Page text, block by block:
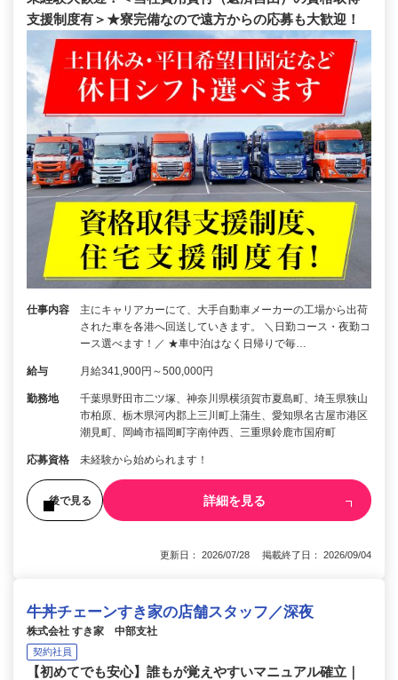
支援制度有＞★寮完備なので遠方からの応募も大歓迎！
仕事内容
主にキャリアカーにて、大手自動車メーカーの工場から出荷
された車を各港へ回送していきます。 ＼日勤コース・夜勤コ
ース選べます！／ ★車中泊はなく日帰りで毎…
給与 月給341,900円～500,000円
勤務地
千葉県野田市二ツ塚、神奈川県横須賀市夏島町、埼玉県狭山
市柏原、栃木県河内郡上三川町上蒲生、愛知県名古屋市港区
潮見町、岡崎市福岡町字南仲西、三重県鈴鹿市国府町
応募資格 未経験から始められます！
後で見る 詳細を見る
更新日： 2026/07/28 掲載終了日： 2026/09/04
牛丼チェーンすき家の店舗スタッフ／深夜
株式会社 すき家 中部支社
契約社員
【初めてでも安心】誰もが覚えやすいマニュアル確立｜